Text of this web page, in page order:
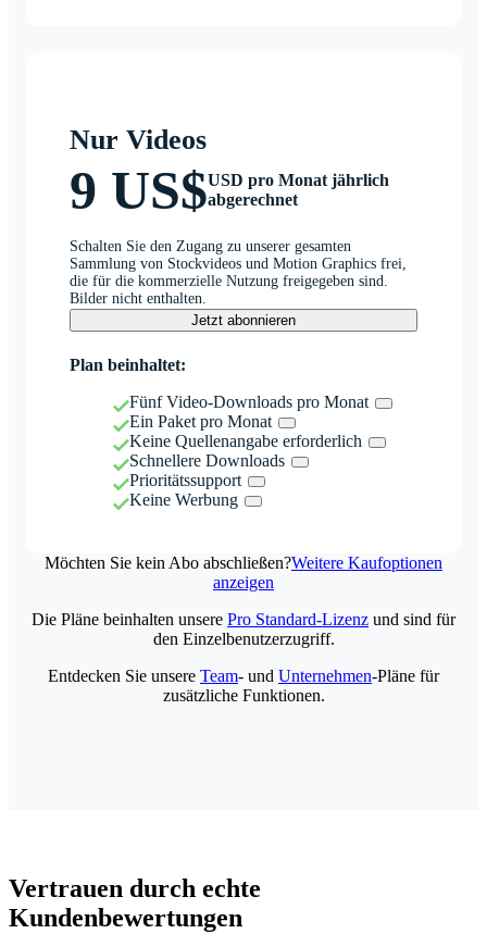
Nur Videos
9 US$USD pro Monat jährlich
abgerechnet
Schalten Sie den Zugang zu unserer gesamten
Sammlung von Stockvideos und Motion Graphics frei,
die für die kommerzielle Nutzung freigegeben sind.
Bilder nicht enthalten.
Jetzt abonnieren
Plan beinhaltet:
Fünf Video-Downloads pro Monat
Ein Paket pro Monat
Keine Quellenangabe erforderlich
Schnellere Downloads
Prioritätssupport
Keine Werbung
Möchten Sie kein Abo abschließen?Weitere Kaufoptionen
anzeigen
Die Pläne beinhalten unsere Pro Standard-Lizenz und sind für
den Einzelbenutzerzugriff.
Entdecken Sie unsere Team- und Unternehmen-Pläne für
zusätzliche Funktionen.
Vertrauen durch echte
Kundenbewertungen